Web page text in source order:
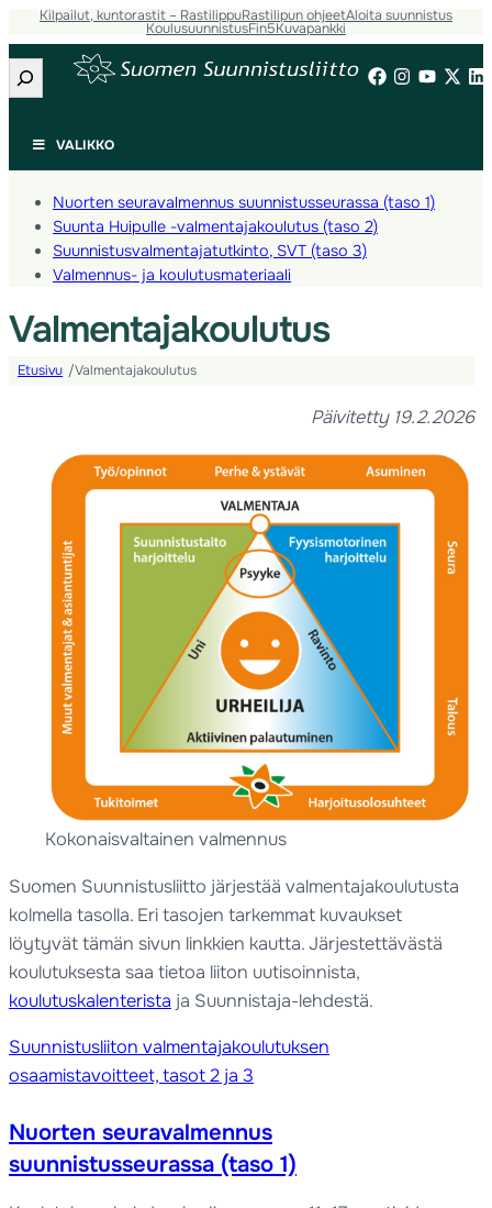
Kilpailut, kuntorastit – RastilippuRastilipun ohjeetAloita suunnistus
KoulusuunnistusFin5Kuvapankki
Etsi
VALIKKO
Nuorten seuravalmennus suunnistusseurassa (taso 1)
Suunta Huipulle -valmentajakoulutus (taso 2)
Suunnistusvalmentajatutkinto, SVT (taso 3)
Valmennus- ja koulutusmateriaali
Valmentajakoulutus
Etusivu /Valmentajakoulutus
Päivitetty 19.2.2026
Kokonaisvaltainen valmennus
Suomen Suunnistusliitto järjestää valmentajakoulutusta
kolmella tasolla. Eri tasojen tarkemmat kuvaukset
löytyvät tämän sivun linkkien kautta. Järjestettävästä
koulutuksesta saa tietoa liiton uutisoinnista,
koulutuskalenterista ja Suunnistaja-lehdestä.
Suunnistusliiton valmentajakoulutuksen
osaamistavoitteet, tasot 2 ja 3
Nuorten seuravalmennus
suunnistusseurassa (taso 1)